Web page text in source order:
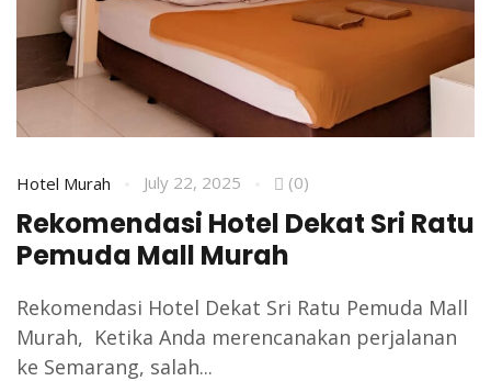
Hotel Murah July 22, 2025 (0)
Rekomendasi Hotel Dekat Sri Ratu
Pemuda Mall Murah
Rekomendasi Hotel Dekat Sri Ratu Pemuda Mall
Murah, Ketika Anda merencanakan perjalanan
ke Semarang, salah...